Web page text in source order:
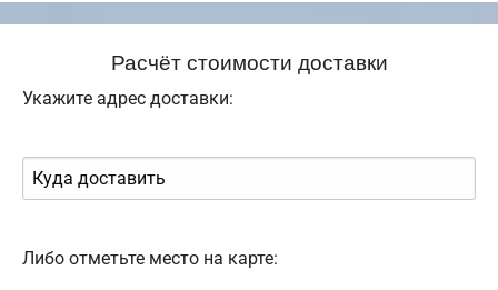
Расчёт стоимости доставки
Укажите адрес доставки:
Либо отметьте место на карте: